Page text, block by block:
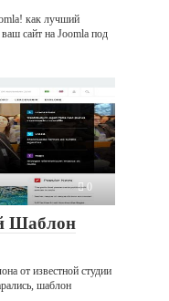
как лучший
сайт на Joomla под
0
Шаблон
от известной студии
шаблон